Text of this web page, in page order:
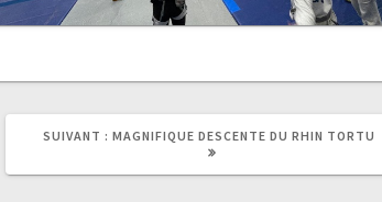
SUIVANT : ARTICLE
MAGNIFIQUE DESCENTE DU RHIN TORTU